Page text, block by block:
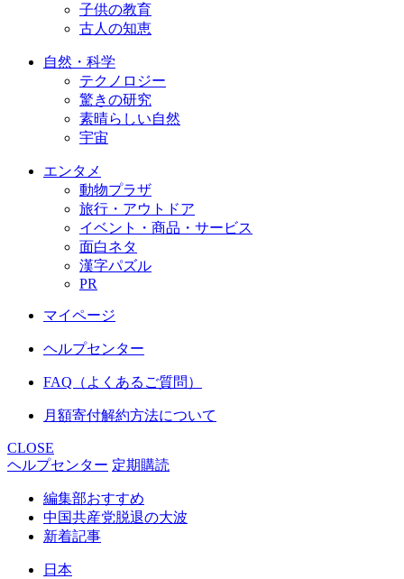
子供の教育
古人の知恵
自然・科学
テクノロジー
驚きの研究
素晴らしい自然
宇宙
エンタメ
動物プラザ
旅行・アウトドア
イベント・商品・サービス
面白ネタ
漢字パズル
PR
マイページ
ヘルプセンター
FAQ（よくあるご質問）
月額寄付解約方法について
CLOSE
ヘルプセンター 定期購読
編集部おすすめ
中国共産党脱退の大波
新着記事
日本